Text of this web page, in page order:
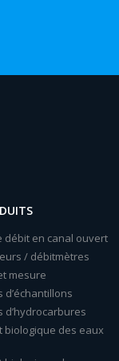
débit en canal ouvert
/ débitmètres
mesure
d’échantillons
d’hydrocarbures
biologique des eaux